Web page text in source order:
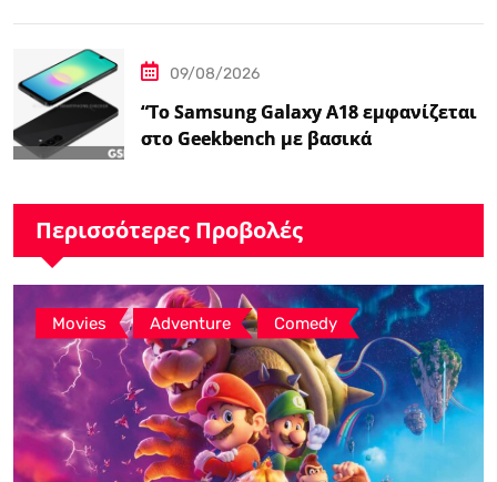
09/08/2026
“Το Samsung Galaxy A18 εμφανίζεται
στο Geekbench με βασικά
Περισσότερες Προβολές
Movies , Adventure , Comedy